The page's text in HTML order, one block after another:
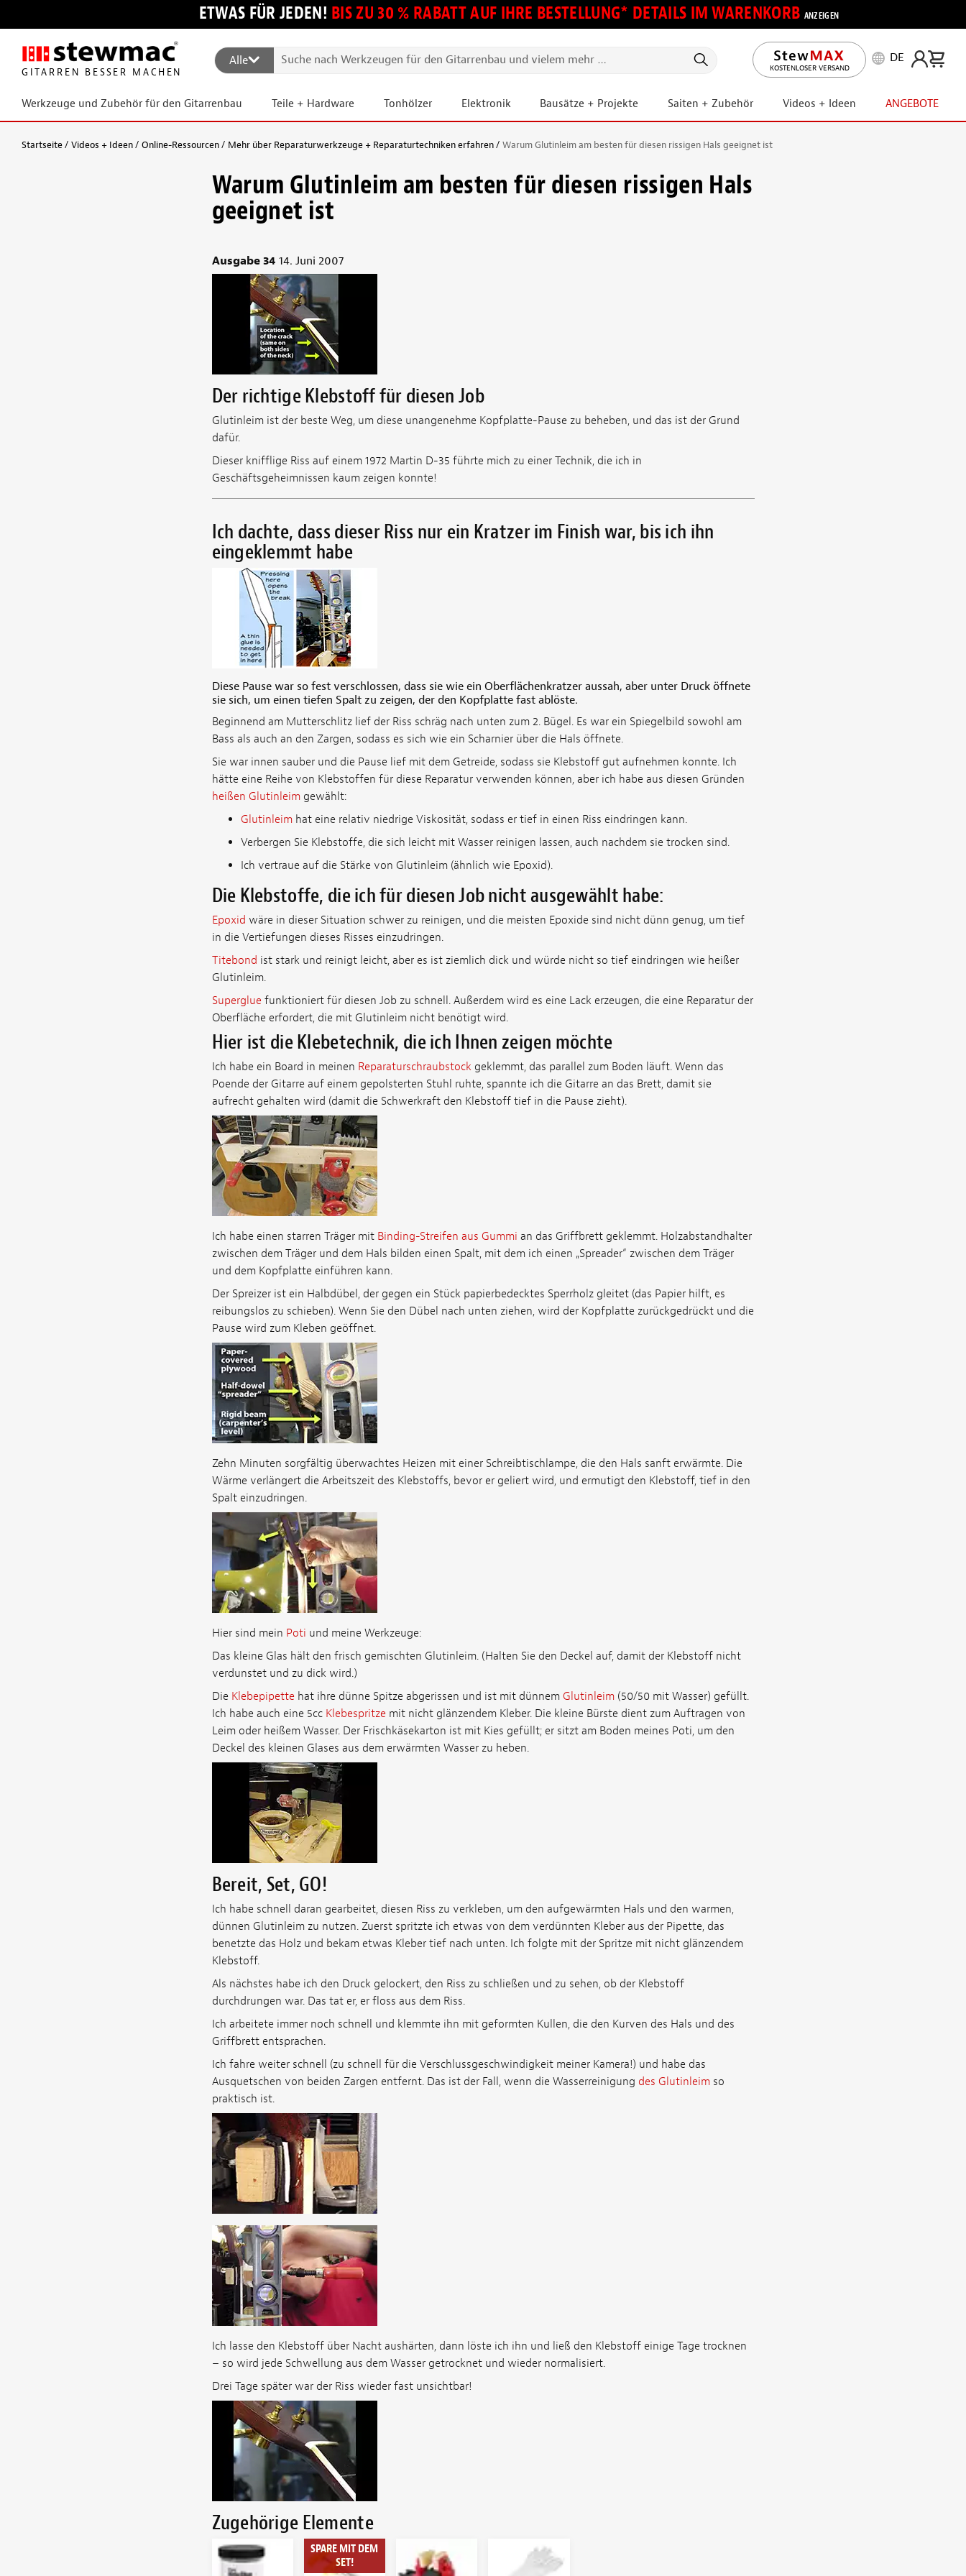
ETWAS FÜR JEDEN! BIS ZU 30 % RABATT AUF IHRE BESTELLUNG* DETAILS IM WARENKORB ANZEIGEN
GITARREN BESSER MACHEN
Alle
KOSTENLOSER VERSAND
DE
Werkzeuge und Zubehör für den Gitarrenbau Teile + Hardware Tonhölzer Elektronik Bausätze + Projekte Saiten + Zubehör Videos + Ideen ANGEBOTE
Startseite Videos + Ideen Online-Ressourcen Mehr über Reparaturwerkzeuge + Reparaturtechniken erfahren Warum Glutinleim am besten für diesen rissigen Hals geeignet ist
Warum Glutinleim am besten für diesen rissigen Hals
geeignet ist
Ausgabe 34 14. Juni 2007
Der richtige Klebstoff für diesen Job
Glutinleim ist der beste Weg, um diese unangenehme Kopfplatte-Pause zu beheben, und das ist der Grund
dafür.
Dieser knifflige Riss auf einem 1972 Martin D-35 führte mich zu einer Technik, die ich in
Geschäftsgeheimnissen kaum zeigen konnte!
Ich dachte, dass dieser Riss nur ein Kratzer im Finish war, bis ich ihn
eingeklemmt habe
Diese Pause war so fest verschlossen, dass sie wie ein Oberflächenkratzer aussah, aber unter Druck öffnete
sie sich, um einen tiefen Spalt zu zeigen, der den Kopfplatte fast ablöste.
Beginnend am Mutterschlitz lief der Riss schräg nach unten zum 2. Bügel. Es war ein Spiegelbild sowohl am
Bass als auch an den Zargen, sodass es sich wie ein Scharnier über die Hals öffnete.
Sie war innen sauber und die Pause lief mit dem Getreide, sodass sie Klebstoff gut aufnehmen konnte. Ich
hätte eine Reihe von Klebstoffen für diese Reparatur verwenden können, aber ich habe aus diesen Gründen
heißen Glutinleimgewählt:
Glutinleimhat eine relativ niedrige Viskosität, sodass er tief in einen Riss eindringen kann.
Verbergen Sie Klebstoffe, die sich leicht mit Wasser reinigen lassen, auch nachdem sie trocken sind.
Ich vertraue auf die Stärke von Glutinleim (ähnlich wie Epoxid).
Die Klebstoffe, die ich für diesen Job nicht ausgewählt habe:
Epoxid wäre in dieser Situation schwer zu reinigen, und die meisten Epoxide sind nicht dünn genug, um tief
in die Vertiefungen dieses Risses einzudringen.
Titebond ist stark und reinigt leicht, aber es ist ziemlich dick und würde nicht so tief eindringen wie heißer
Glutinleim.
Superglue funktioniert für diesen Job zu schnell. Außerdem wird es eine Lack erzeugen, die eine Reparatur der
Oberfläche erfordert, die mit Glutinleim nicht benötigt wird.
Hier ist die Klebetechnik, die ich Ihnen zeigen möchte
Ich habe ein Board in meinen Reparaturschraubstock geklemmt, das parallel zum Boden läuft. Wenn das
Poende der Gitarre auf einem gepolsterten Stuhl ruhte, spannte ich die Gitarre an das Brett, damit sie
aufrecht gehalten wird (damit die Schwerkraft den Klebstoff tief in die Pause zieht).
Ich habe einen starren Träger mit Binding-Streifen aus Gummi an das Griffbrett geklemmt. Holzabstandhalter
zwischen dem Träger und dem Hals bilden einen Spalt, mit dem ich einen „Spreader“ zwischen dem Träger
und dem Kopfplatte einführen kann.
Der Spreizer ist ein Halbdübel, der gegen ein Stück papierbedecktes Sperrholz gleitet (das Papier hilft, es
reibungslos zu schieben). Wenn Sie den Dübel nach unten ziehen, wird der Kopfplatte zurückgedrückt und die
Pause wird zum Kleben geöffnet.
Zehn Minuten sorgfältig überwachtes Heizen mit einer Schreibtischlampe, die den Hals sanft erwärmte. Die
Wärme verlängert die Arbeitszeit des Klebstoffs, bevor er geliert wird, und ermutigt den Klebstoff, tief in den
Spalt einzudringen.
Hier sind mein Poti und meine Werkzeuge:
Das kleine Glas hält den frisch gemischten Glutinleim. (Halten Sie den Deckel auf, damit der Klebstoff nicht
verdunstet und zu dick wird.)
Die Klebepipette hat ihre dünne Spitze abgerissen und ist mit dünnem Glutinleim(50/50 mit Wasser) gefüllt.
Ich habe auch eine 5cc Klebespritze mit nicht glänzendem Kleber. Die kleine Bürste dient zum Auftragen von
Leim oder heißem Wasser. Der Frischkäsekarton ist mit Kies gefüllt; er sitzt am Boden meines Poti, um den
Deckel des kleinen Glases aus dem erwärmten Wasser zu heben.
Bereit, Set, GO!
Ich habe schnell daran gearbeitet, diesen Riss zu verkleben, um den aufgewärmten Hals und den warmen,
dünnen Glutinleim zu nutzen. Zuerst spritzte ich etwas von dem verdünnten Kleber aus der Pipette, das
benetzte das Holz und bekam etwas Kleber tief nach unten. Ich folgte mit der Spritze mit nicht glänzendem
Klebstoff.
Als nächstes habe ich den Druck gelockert, den Riss zu schließen und zu sehen, ob der Klebstoff
durchdrungen war. Das tat er, er floss aus dem Riss.
Ich arbeitete immer noch schnell und klemmte ihn mit geformten Kullen, die den Kurven des Hals und des
Griffbrett entsprachen.
Ich fahre weiter schnell (zu schnell für die Verschlussgeschwindigkeit meiner Kamera!) und habe das
Ausquetschen von beiden Zargen entfernt. Das ist der Fall, wenn die Wasserreinigung des Glutinleimso
praktisch ist.
Ich lasse den Klebstoff über Nacht aushärten, dann löste ich ihn und ließ den Klebstoff einige Tage trocknen
– so wird jede Schwellung aus dem Wasser getrocknet und wieder normalisiert.
Drei Tage später war der Riss wieder fast unsichtbar!
Zugehörige Elemente
SPARE MIT DEM
SET!